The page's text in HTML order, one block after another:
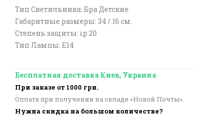
Тип Светильника: Бра Детские
Габаритные размеры: 34 / 16 см.
Степень защиты: ip 20
Тип Лампы: E14
Бесплатная доставка Киев, Украина
При заказе от 1000 грн.
Оплата при получении на складе «Новой Почты».
Нужна скидка на большом количестве?